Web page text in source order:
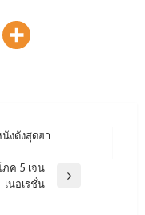
งดังสุดฮา
ค 5 เจน
เนอเรชั่น